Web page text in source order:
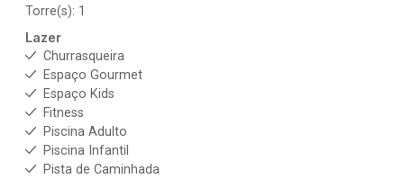
Torre(s): 1
Lazer
Churrasqueira
Espaço Gourmet
Espaço Kids
Fitness
Piscina Adulto
Piscina Infantil
Pista de Caminhada